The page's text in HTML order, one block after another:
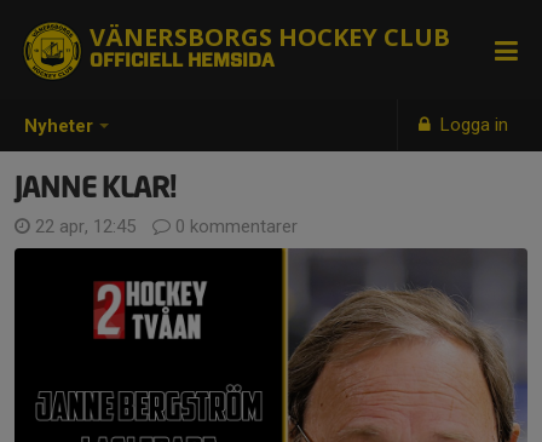
Nyheter Logga in
VÄNERSBORGS HOCKEY CLUB
OFFICIELL HEMSIDA
JANNE KLAR!
22 apr, 12:45 0 kommentarer